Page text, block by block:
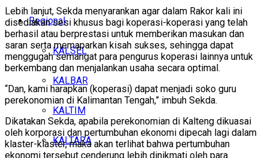
Regional
KALSEL
KALBAR
KALTIM
KALTARA
Lebih lanjut, Sekda menyarankan agar dalam Rakor kali ini
disediakan sesi khusus bagi koperasi-koperasi yang telah
berhasil atau berprestasi untuk memberikan masukan dan
saran serta memaparkan kisah sukses, sehingga dapat
menggugah semangat para pengurus koperasi lainnya untuk
berkembang dan menjalankan usaha secara optimal.
“Dan, kami harapkan (koperasi) dapat menjadi soko guru
perekonomian di Kalimantan Tengah,” imbuh Sekda.
Dikatakan Sekda, apabila perekonomian di Kalteng dikuasai
oleh korporasi dan pertumbuhan ekonomi dipecah lagi dalam
klaster-klaster, maka akan terlihat bahwa pertumbuhan
ekonomi tersebut cenderung lebih dinikmati oleh para